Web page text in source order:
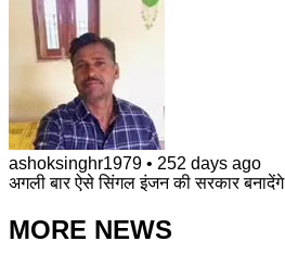
ashoksinghr1979 • 252 days ago
अगली बार ऐसे सिंगल इंजन की सरकार बनादेंगे
MORE NEWS